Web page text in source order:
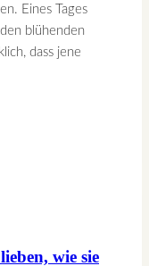
Eines Tages
blühenden
dass jene
wie sie